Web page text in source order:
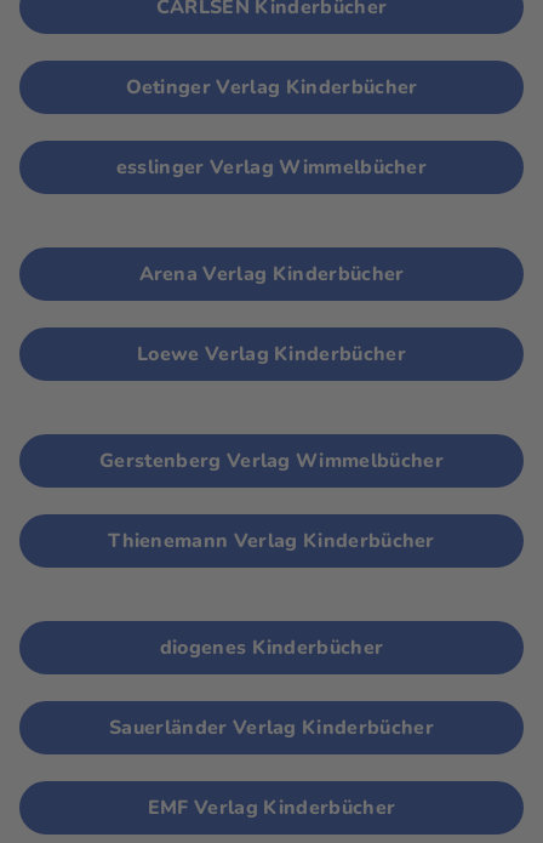
CARLSEN Kinderbücher
Oetinger Verlag Kinderbücher
esslinger Verlag Wimmelbücher
Arena Verlag Kinderbücher
Loewe Verlag Kinderbücher
Gerstenberg Verlag Wimmelbücher
Thienemann Verlag Kinderbücher
diogenes Kinderbücher
Sauerländer Verlag Kinderbücher
EMF Verlag Kinderbücher